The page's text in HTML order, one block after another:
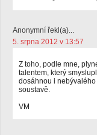
Anonymní řekl(a)...
5. srpna 2012 v 13:57
Z toho, podle mne,
talentem, který
dosáhnou i
soustavě.
VM